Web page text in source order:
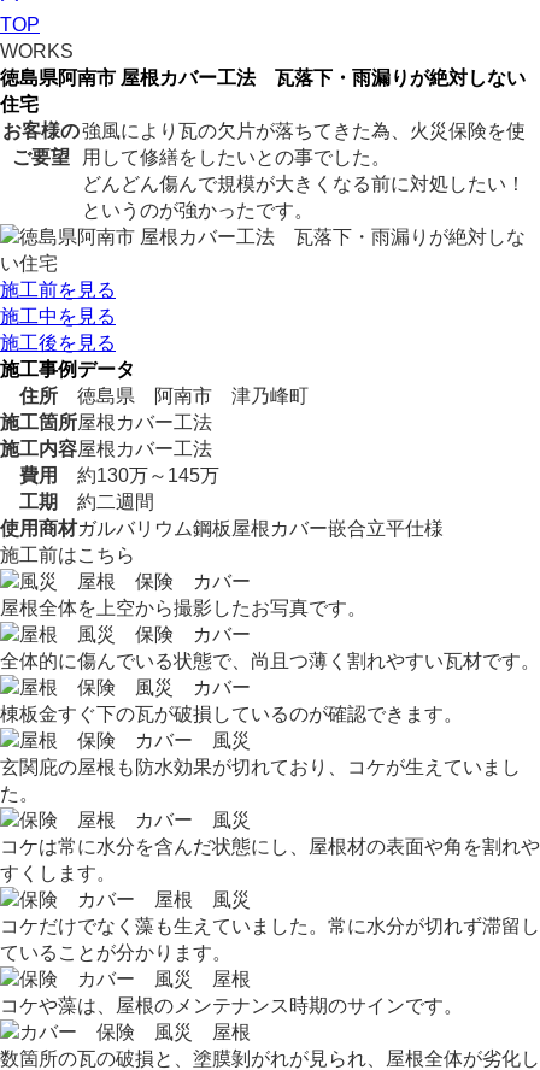
TOP
WORKS
徳島県阿南市 屋根カバー工法 瓦落下・雨漏りが絶対しない
住宅
お客様の
ご要望
強風により瓦の欠片が落ちてきた為、火災保険を使
用して修繕をしたいとの事でした。
どんどん傷んで規模が大きくなる前に対処したい！
というのが強かったです。
施工前を見る
施工中を見る
施工後を見る
施工事例データ
住所
徳島県 阿南市 津乃峰町
施工箇所屋根カバー工法
施工内容屋根カバー工法
費用
約130万～145万
工期
約二週間
使用商材ガルバリウム鋼板屋根カバー嵌合立平仕様
施工前はこちら
屋根全体を上空から撮影したお写真です。
全体的に傷んでいる状態で、尚且つ薄く割れやすい瓦材です。
棟板金すぐ下の瓦が破損しているのが確認できます。
玄関庇の屋根も防水効果が切れており、コケが生えていまし
た。
コケは常に水分を含んだ状態にし、屋根材の表面や角を割れや
すくします。
コケだけでなく藻も生えていました。常に水分が切れず滞留し
ていることが分かります。
コケや藻は、屋根のメンテナンス時期のサインです。
数箇所の瓦の破損と、塗膜剝がれが見られ、屋根全体が劣化し